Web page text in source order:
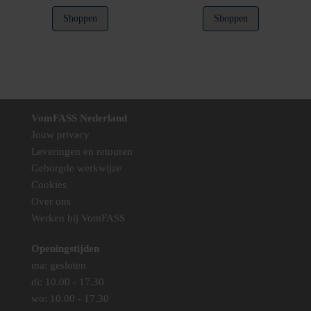
Shoppen Shoppen
VomFASS Nederland
Jouw privacy
Leveringen en retouren
Geborgde werkwijze
Cookies
Over ons
Werken bij VomFASS
Openingstijden
ma: gesloten
di: 10.00 - 17.30
wo: 10.00 - 17.30